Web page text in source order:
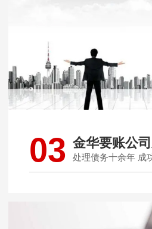
03 金华要账公
处理债务十余年 成